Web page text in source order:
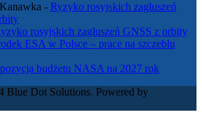
- Ryzyko rosyjskich zagłuszeń
rosyjskich zagłuszeń GNSS z orbity
ESA w Polsce – prace na szczeblu
budżetu NASA na 2027 rok
Blue Dot Solutions. Powered by